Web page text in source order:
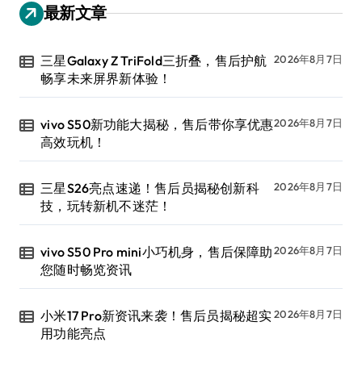
最新文章
三星Galaxy Z TriFold三折叠，售后护航
畅享未来屏界新体验！
2026年8月7日
vivo S50新功能大揭秘，售后带你享优惠
高效玩机！
2026年8月7日
三星S26亮点速递！售后员揭秘创新科
技，玩转新机不迷茫！
2026年8月7日
vivo S50 Pro mini小巧机身，售后保障助
您随时畅览资讯
2026年8月7日
小米17 Pro新资讯来袭！售后员揭秘超实
用功能亮点
2026年8月7日